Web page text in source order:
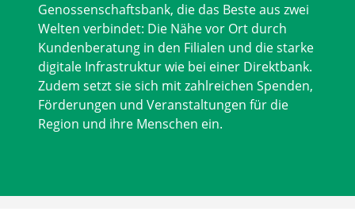
Genossenschaftsbank, die das Beste aus zwei
Welten verbindet: Die Nähe vor Ort durch
Kundenberatung in den Filialen und die starke
digitale Infrastruktur wie bei einer Direktbank.
Zudem setzt sie sich mit zahlreichen Spenden,
Förderungen und Veranstaltungen für die
Region und ihre Menschen ein.